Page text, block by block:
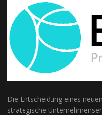
Die Entscheidung eines
strategische